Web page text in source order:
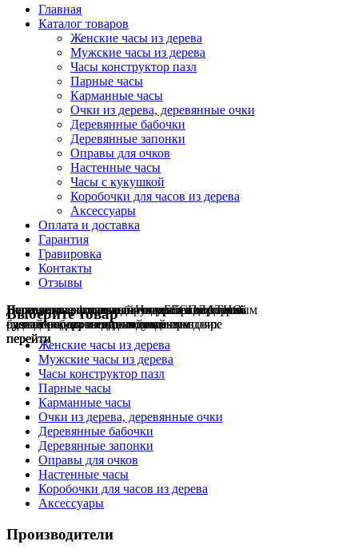
Главная
Каталог товаров
Женские часы из дерева
Мужские часы из дерева
Часы конструктор пазл
Парные часы
Карманные часы
Очки из дерева, деревянные очки
Деревянные бабочки
Деревянные запонки
Оправы для очков
Настенные часы
Часы с кукушкой
Коробочки для часов из дерева
Аксессуары
Оплата и доставка
Гарантия
Гравировка
Контакты
Отзывы
Гравировка на часахобычнаяБЕСПЛАТНО
сделай подарок индивидуальным
перейти
Деревянные флешкии ручкис гравировкой
сделаем подарок эксклюзивным
перейти
Настенные резныечасыНатуральное дерево
ручная работа в единичном экземпляре
перейти
Парные часыотличный подарок влюблённым
на годовщину или семейный праздник
перейти
Деревянные оправыдля очковбез диоптрий
будь стильным всегда и везде
перейти
Выберите товар
Женские часы из дерева
Мужские часы из дерева
Часы конструктор пазл
Парные часы
Карманные часы
Очки из дерева, деревянные очки
Деревянные бабочки
Деревянные запонки
Оправы для очков
Настенные часы
Коробочки для часов из дерева
Аксессуары
Производители